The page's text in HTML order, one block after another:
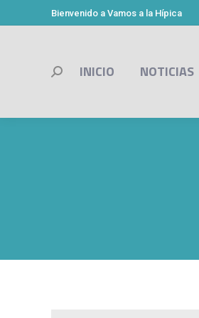
Bienvenido a Vamos a la Hípica
INICIO NOTICIAS
Buscar: